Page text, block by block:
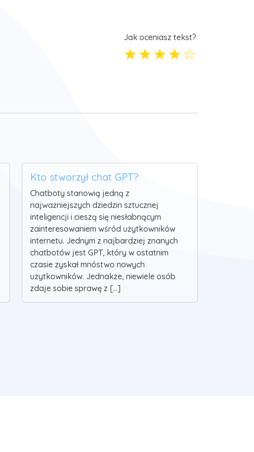
Jak oceniasz tekst?
☆
☆
☆
☆
☆
Kto stworzył chat GPT?
Chatboty stanowią jedną z
najważniejszych dziedzin sztucznej
inteligencji i cieszą się niesłabnącym
zainteresowaniem wśród użytkowników
internetu. Jednym z najbardziej znanych
chatbotów jest GPT, który w ostatnim
czasie zyskał mnóstwo nowych
użytkowników. Jednakże, niewiele osób
zdaje sobie sprawę z [...]